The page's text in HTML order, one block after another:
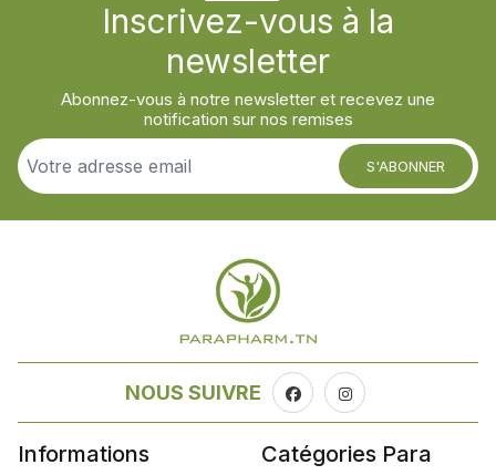
Inscrivez-vous à la
newsletter
Abonnez-vous à notre newsletter et recevez une
notification sur nos remises
S'ABONNER
NOUS SUIVRE
Informations Catégories Para